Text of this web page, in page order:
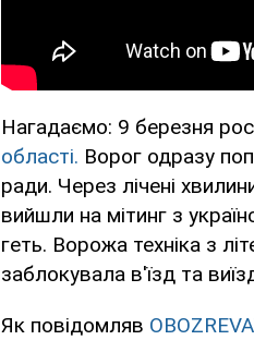
Нагадаємо: 9 березня
області. Ворог одразу
ради. Через лічені
вийшли на мітинг з
геть. Ворожа техніка з
заблокувала в'їзд та
Як повідомляв